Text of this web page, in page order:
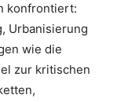
konfrontiert:
Urbanisierung
wie die
zur kritischen